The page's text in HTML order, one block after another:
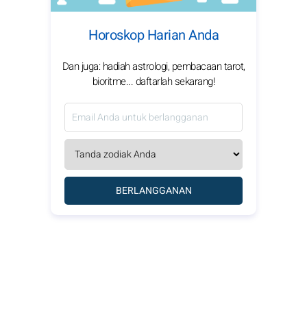
Horoskop Harian Anda
Dan juga: hadiah astrologi, pembacaan tarot,
bioritme... daftarlah sekarang!
BERLANGGANAN